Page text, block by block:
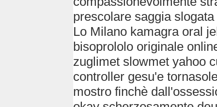
prescolare saggia
Lo Milano kamagra oral
bisoprololo originale
zuglimet slowmet yahoo
controller gesu'e
mostro finchè